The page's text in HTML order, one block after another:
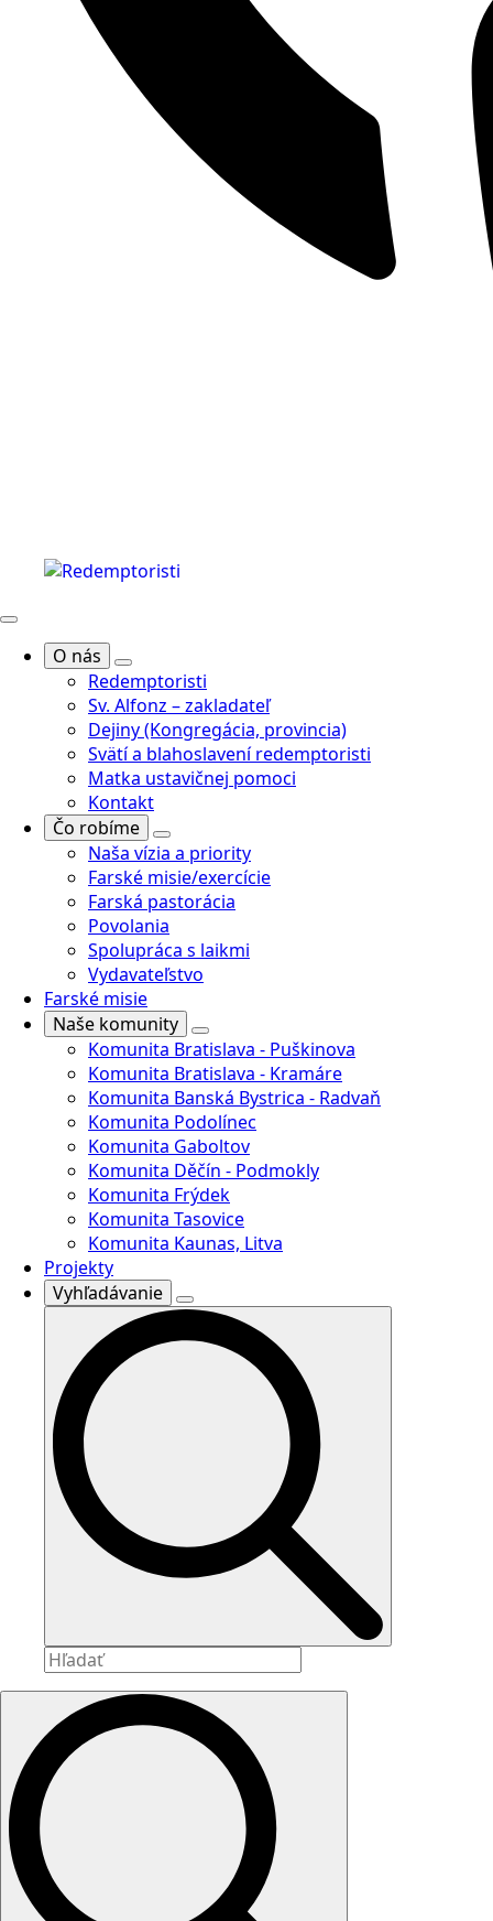
O nás
Redemptoristi
Sv. Alfonz – zakladateľ
Dejiny (Kongregácia, provincia)
Svätí a blahoslavení redemptoristi
Matka ustavičnej pomoci
Kontakt
Čo robíme
Naša vízia a priority
Farské misie/exercície
Farská pastorácia
Povolania
Spolupráca s laikmi
Vydavateľstvo
Farské misie
Naše komunity
Komunita Bratislava - Puškinova
Komunita Bratislava - Kramáre
Komunita Banská Bystrica - Radvaň
Komunita Podolínec
Komunita Gaboltov
Komunita Děčín - Podmokly
Komunita Frýdek
Komunita Tasovice
Komunita Kaunas, Litva
Projekty
Vyhľadávanie
Search